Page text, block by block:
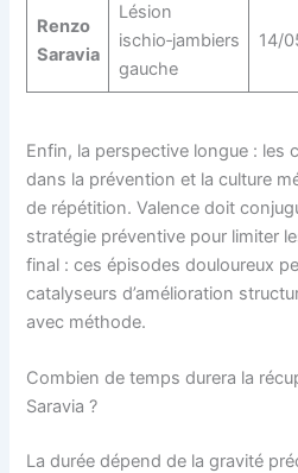
Renzo
Saravia
Lésion
ischio‑jambiers
gauche
14/
Enfin, la perspective longue : les
dans la prévention et la culture
de répétition. Valence doit
stratégie préventive pour limiter
final : ces épisodes douloureux
catalyseurs d’amélioration
avec méthode.
Combien de temps durera la
Saravia ?
La durée dépend de la gravité